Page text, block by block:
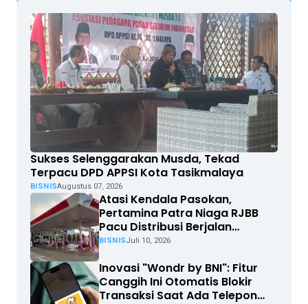
Sukses Selenggarakan Musda, Tekad
Terpacu DPD APPSI Kota Tasikmalaya
BISNISAugustus 07, 2026
Atasi Kendala Pasokan,
Pertamina Patra Niaga RJBB
Pacu Distribusi Berjalan
Optimal
BISNISJuli 10, 2026
Inovasi "Wondr by BNI": Fitur
Canggih Ini Otomatis Blokir
Transaksi Saat Ada Telepon